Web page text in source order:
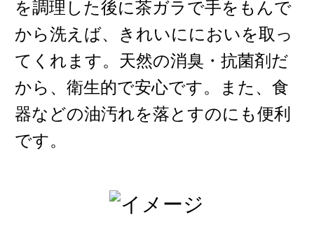
を調理した後に茶ガラで手をもんで
から洗えば、きれいににおいを取っ
てくれます。天然の消臭・抗菌剤だ
から、衛生的で安心です。また、食
器などの油汚れを落とすのにも便利
です。